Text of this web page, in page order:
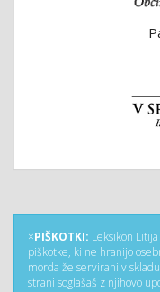
×PIŠKOTKI: Leksikon
piškotke, ki ne hranijo
morda že servirani v
strani soglašaš z njihovo